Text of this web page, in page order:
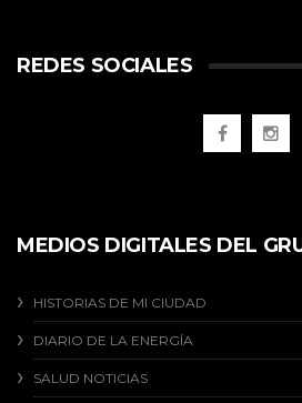
REDES SOCIALES
MEDIOS DIGITALES DEL
HISTORIAS DE MI CIUDAD
DIARIO DE LA ENERGÍA
SALUD NOTICIAS